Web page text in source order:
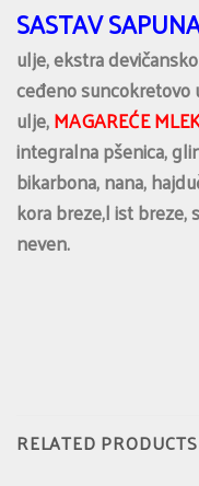
SASTAV
ulje, ekstra
ceđeno suncokretovo
ulje,MAGAREĆE
integralna pšenica,
bikarbona, nana,
kora breze,l ist breze,
neven.
RELATED PRODUCTS